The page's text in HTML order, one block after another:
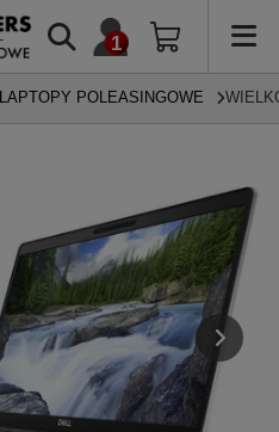
LAPTOPY POLEASINGOWE